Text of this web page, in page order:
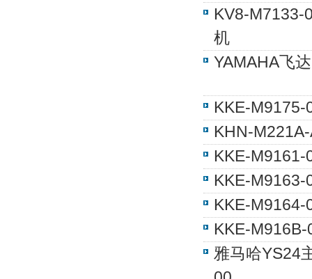
KV8-M7133-
机
YAMAHA飞
KKE-M9175-
KHN-
KKE-M9161-
KKE-M9163-
KKE-M9164-
KKE-
雅马哈YS24